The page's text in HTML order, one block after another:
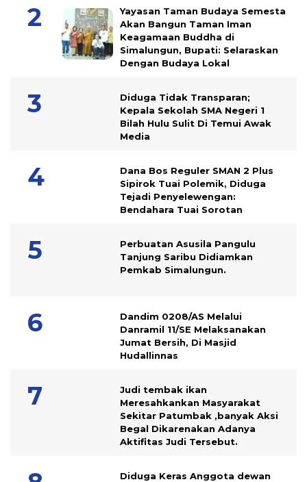
Yayasan Taman Budaya Semesta
Akan Bangun Taman Iman
Keagamaan Buddha di
Simalungun, Bupati: Selaraskan
Dengan Budaya Lokal
Diduga Tidak Transparan;
Kepala Sekolah SMA Negeri 1
Bilah Hulu Sulit Di Temui Awak
Media
Dana Bos Reguler SMAN 2 Plus
Sipirok Tuai Polemik, Diduga
Tejadi Penyelewengan:
Bendahara Tuai Sorotan
Perbuatan Asusila Pangulu
Tanjung Saribu Didiamkan
Pemkab Simalungun.
Dandim 0208/AS Melalui
Danramil 11/SE Melaksanakan
Jumat Bersih, Di Masjid
Hudallinnas
Judi tembak ikan
Meresahkankan Masyarakat
Sekitar Patumbak ,banyak Aksi
Begal Dikarenakan Adanya
Aktifitas Judi Tersebut.
Diduga Keras Anggota dewan